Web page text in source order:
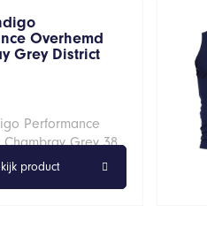
Overhemd
Grey District
Performance
Chambray Grey 38
product